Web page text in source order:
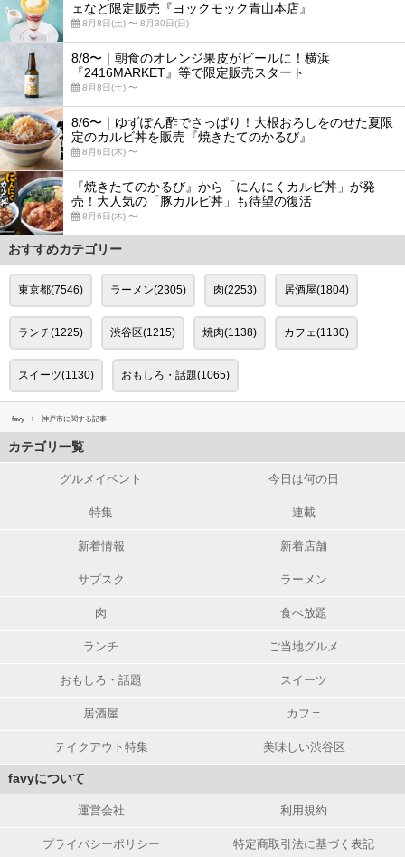
ェなど限定販売『ヨックモック青山本店』
8月8日(土) 〜 8月30日(日)
8/8〜｜朝食のオレンジ果皮がビールに！横浜
『2416MARKET』等で限定販売スタート
8月8日(土) 〜
8/6〜｜ゆずぽん酢でさっぱり！大根おろしをのせた夏限
定のカルビ丼を販売『焼きたてのかるび』
8月6日(木) 〜
『焼きたてのかるび』から「にんにくカルビ丼」が発
売！大人気の「豚カルビ丼」も待望の復活
8月6日(木) 〜
おすすめカテゴリー
東京都(7546) ラーメン(2305) 肉(2253) 居酒屋(1804)
ランチ(1225) 渋谷区(1215) 焼肉(1138) カフェ(1130)
スイーツ(1130) おもしろ・話題(1065)
favy 神戸市に関する記事
カテゴリ一覧
グルメイベント 今日は何の日
特集 連載
新着情報 新着店舗
サブスク ラーメン
肉 食べ放題
ランチ ご当地グルメ
おもしろ・話題 スイーツ
居酒屋 カフェ
テイクアウト特集 美味しい渋谷区
favyについて
運営会社 利用規約
プライバシーポリシー 特定商取引法に基づく表記